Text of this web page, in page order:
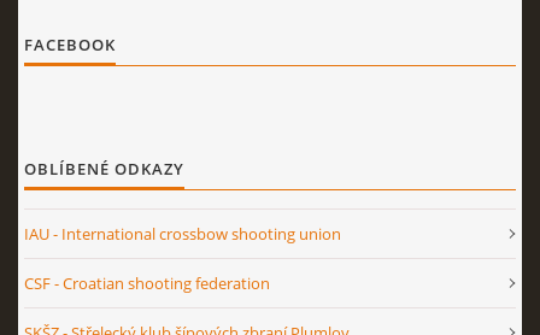
FACEBOOK
OBLÍBENÉ ODKAZY
IAU - International crossbow shooting union
CSF - Croatian shooting federation